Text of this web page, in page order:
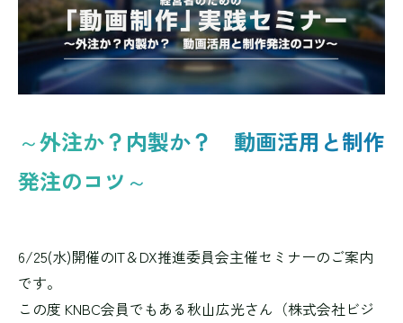
～外注か？内製か？ 動画活用と制作
発注のコツ～
6/25(水)開催のIT＆DX推進委員会主催セミナーのご案内
です。
この度 KNBC会員でもある秋山広光さん（株式会社ビジ